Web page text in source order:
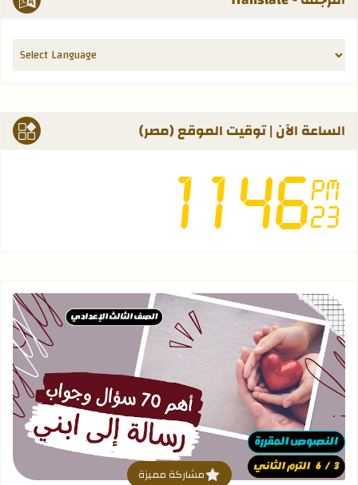
الساعة الآن | توقيت الموقع (مصر)
قراءة المزيد عن أهم 70 سؤال في نص [ رسالة إلى ابني ] - الصف الثالث الإعدادي | الترم الثاني
مشاركة مميزة